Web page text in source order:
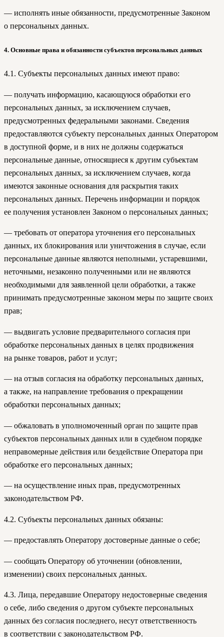
— исполнять иные обязанности, предусмотренные Законом
о персональных данных.
4. Основные права и обязанности субъектов персональных данных
4.1. Субъекты персональных данных имеют право:
— получать информацию, касающуюся обработки его
персональных данных, за исключением случаев,
предусмотренных федеральными законами. Сведения
предоставляются субъекту персональных данных Оператором
в доступной форме, и в них не должны содержаться
персональные данные, относящиеся к другим субъектам
персональных данных, за исключением случаев, когда
имеются законные основания для раскрытия таких
персональных данных. Перечень информации и порядок
ее получения установлен Законом о персональных данных;
— требовать от оператора уточнения его персональных
данных, их блокирования или уничтожения в случае, если
персональные данные являются неполными, устаревшими,
неточными, незаконно полученными или не являются
необходимыми для заявленной цели обработки, а также
принимать предусмотренные законом меры по защите своих
прав;
— выдвигать условие предварительного согласия при
обработке персональных данных в целях продвижения
на рынке товаров, работ и услуг;
— на отзыв согласия на обработку персональных данных,
а также, на направление требования о прекращении
обработки персональных данных;
— обжаловать в уполномоченный орган по защите прав
субъектов персональных данных или в судебном порядке
неправомерные действия или бездействие Оператора при
обработке его персональных данных;
— на осуществление иных прав, предусмотренных
законодательством РФ.
4.2. Субъекты персональных данных обязаны:
— предоставлять Оператору достоверные данные о себе;
— сообщать Оператору об уточнении (обновлении,
изменении) своих персональных данных.
4.3. Лица, передавшие Оператору недостоверные сведения
о себе, либо сведения о другом субъекте персональных
данных без согласия последнего, несут ответственность
в соответствии с законодательством РФ.